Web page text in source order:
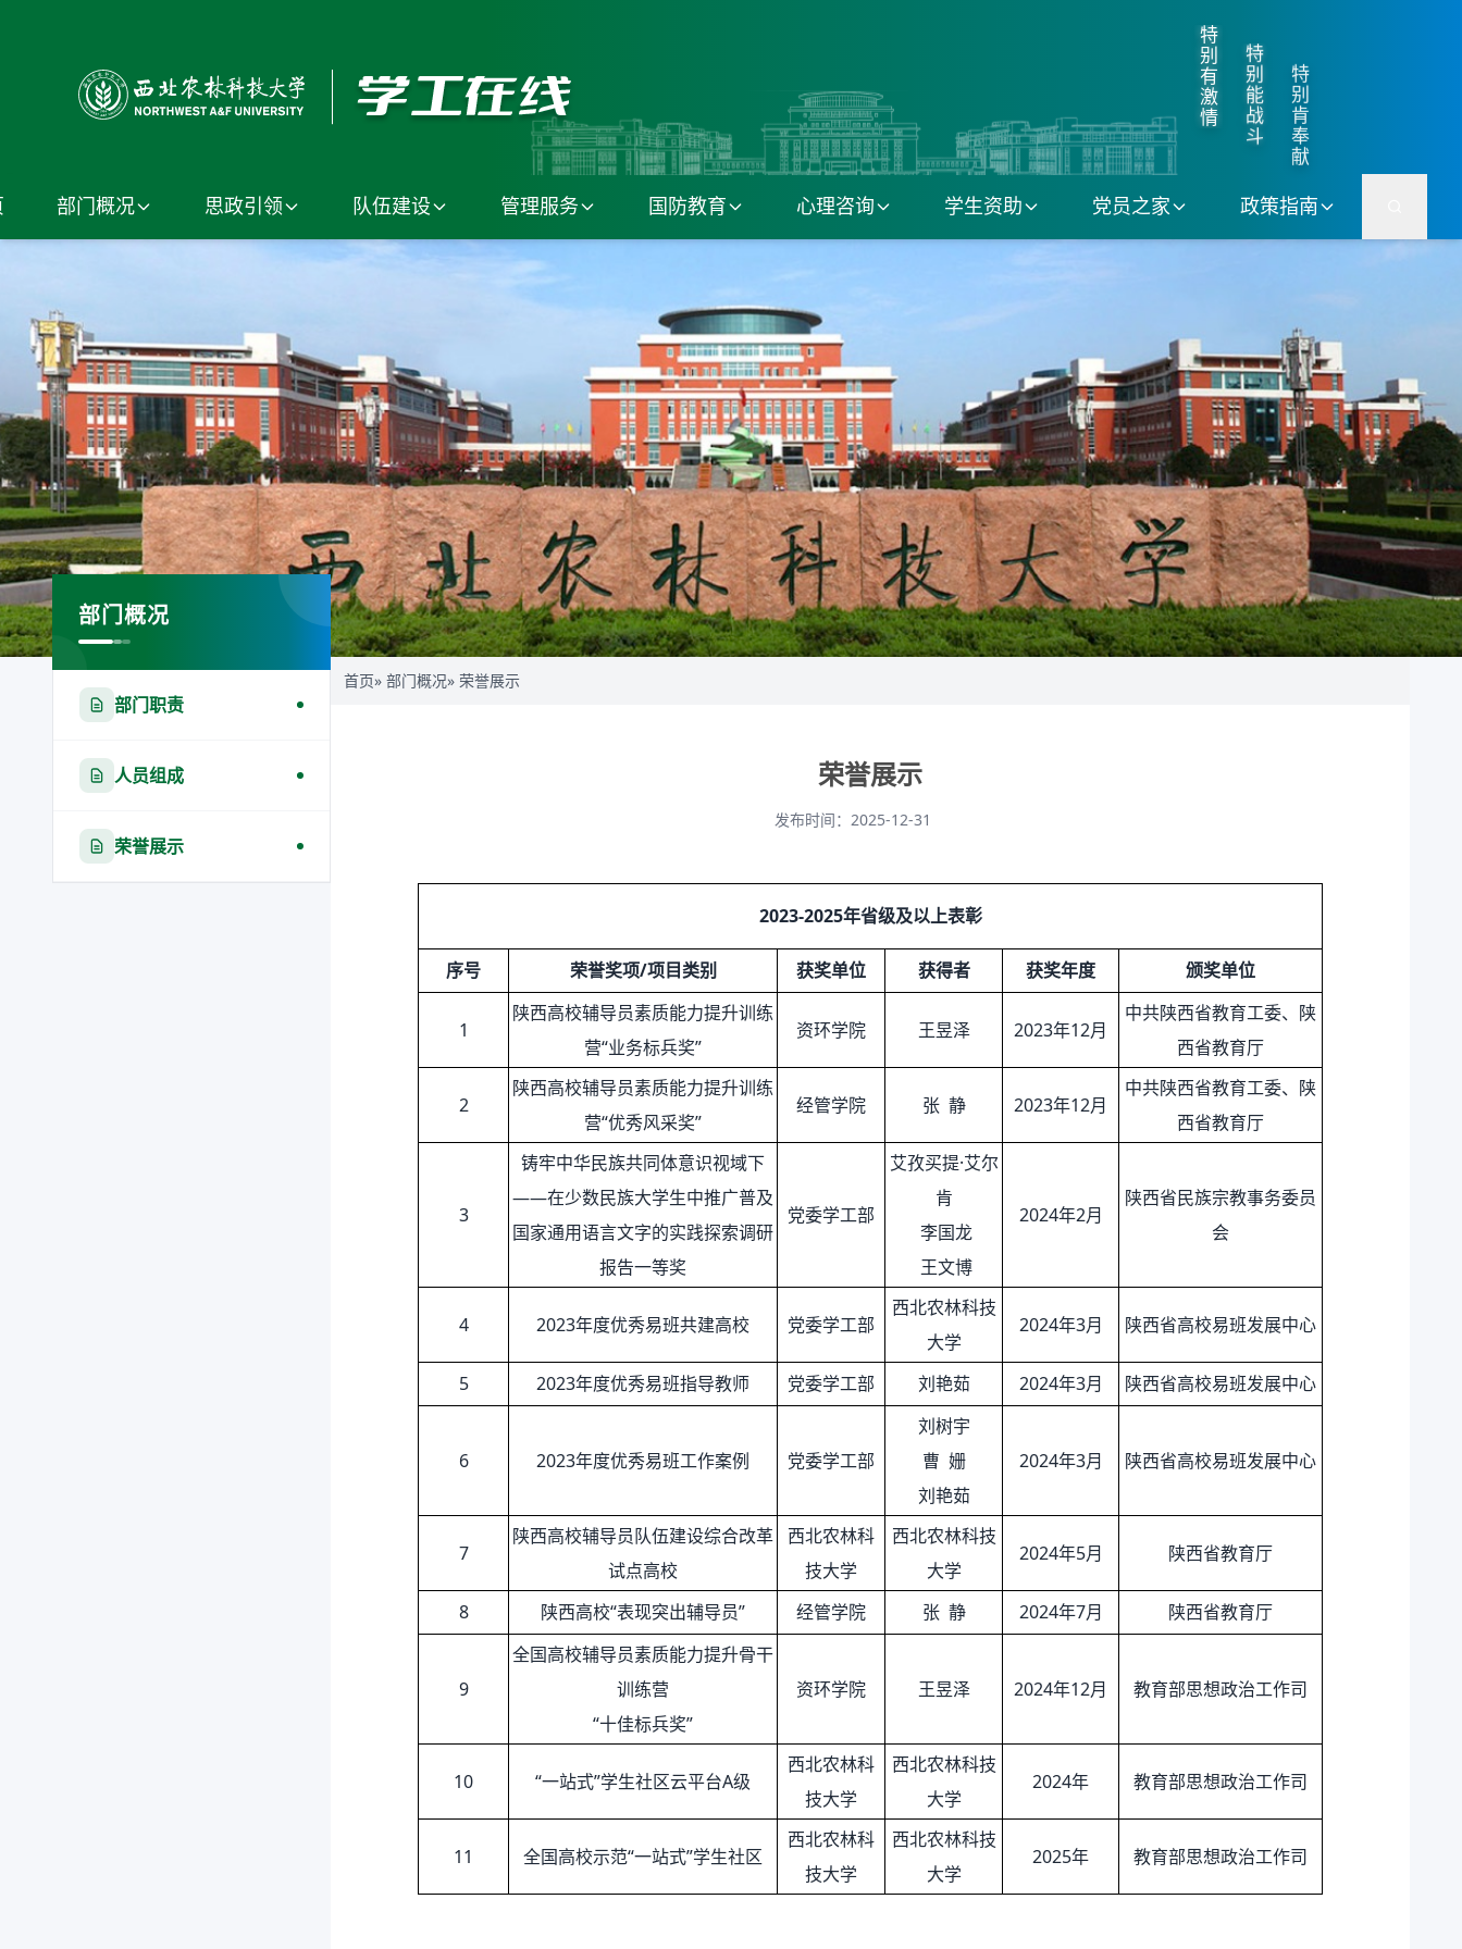
特
别
有
激
情
特
别
能
战
斗
特
别
肯
奉
献
部门概况 思政引领 队伍建设 管理服务 国防教育 心理咨询 学生资助 党员之家 政策指南
部门概况
部门职责
人员组成
荣誉展示
首页» 部门概况» 荣誉展示
荣誉展示
发布时间：2025-12-31
2023-2025年省级及以上表彰
序号 荣誉奖项/项目类别 获奖单位 获得者 获奖年度 颁奖单位
1
陕西高校辅导员素质能力提升训练
营“业务标兵奖”
资环学院 王昱泽 2023年12月
中共陕西省教育工委、陕
西省教育厅
2
陕西高校辅导员素质能力提升训练
营“优秀风采奖”
经管学院 张 静 2023年12月
中共陕西省教育工委、陕
西省教育厅
3
铸牢中华民族共同体意识视域下
——在少数民族大学生中推广普及
国家通用语言文字的实践探索调研
报告一等奖
党委学工部
艾孜买提·艾尔
肯
李国龙
王文博
2024年2月
陕西省民族宗教事务委员
会
4 2023年度优秀易班共建高校 党委学工部
西北农林科技
大学
2024年3月 陕西省高校易班发展中心
5 2023年度优秀易班指导教师 党委学工部 刘艳茹 2024年3月 陕西省高校易班发展中心
6 2023年度优秀易班工作案例 党委学工部
刘树宇
曹 姗
刘艳茹
2024年3月 陕西省高校易班发展中心
7
陕西高校辅导员队伍建设综合改革
试点高校
西北农林科
技大学
西北农林科技
大学
2024年5月 陕西省教育厅
8 陕西高校“表现突出辅导员” 经管学院 张 静 2024年7月 陕西省教育厅
9
全国高校辅导员素质能力提升骨干
训练营
“十佳标兵奖”
资环学院 王昱泽 2024年12月 教育部思想政治工作司
10 “一站式”学生社区云平台A级
西北农林科
技大学
西北农林科技
大学
2024年 教育部思想政治工作司
11 全国高校示范“一站式”学生社区
西北农林科
技大学
西北农林科技
大学
2025年 教育部思想政治工作司